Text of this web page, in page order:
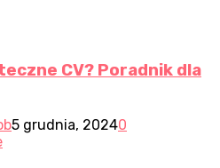
CV? Poradnik dla
5 grudnia, 20240